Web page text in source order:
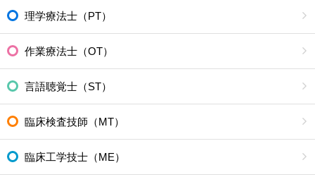
理学療法士（PT）
作業療法士（OT）
言語聴覚士（ST）
臨床検査技師（MT）
臨床工学技士（ME）